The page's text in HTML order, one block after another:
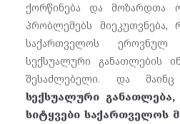
ქორწინება და მოზარდთა
პრობლემებს მიეკუთვნება,
საქართველოს ეროვნულ
სექსუალური განათლების
შესაძლებელი. და
სექსუალური
სიტყვები საქართველოს